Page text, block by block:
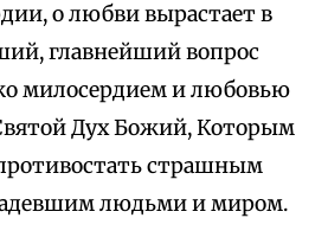
о любви вырастает в
главнейший вопрос
милосердием и любовью
Дух Божий, Которым
страшным
людьми и миром.